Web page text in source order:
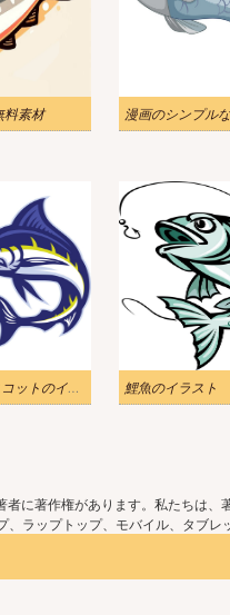
料素材
カジキ魚のマスコットのイラスト 鯉魚のイラスト
に著作権があります。私たちは
ラップトップ、モバイル、タブ